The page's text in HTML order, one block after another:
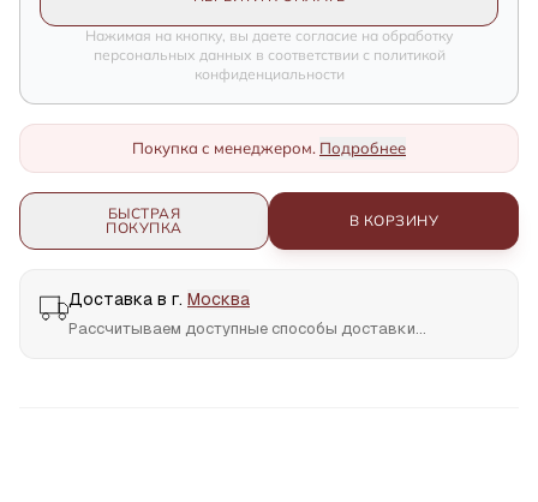
Нажимая на кнопку, вы даете согласие на обработку
персональных данных в соответствии с политикой
конфиденциальности
Покупка с менеджером. Подробнее
БЫСТРАЯ
ПОКУПКА
В КОРЗИНУ
Доставка в г. Москва
Рассчитываем доступные способы доставки...